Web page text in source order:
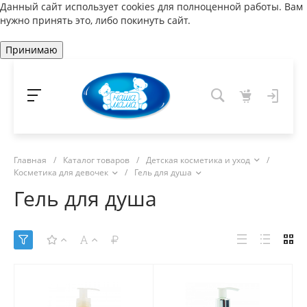
Данный сайт использует cookies для полноценной работы. Вам
нужно принять это, либо покинуть сайт.
Принимаю
Главная / Каталог товаров / Детская косметика и уход
/
Косметика для девочек
/ Гель для душа
Гель для душа